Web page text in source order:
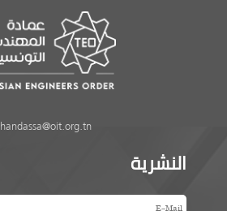
handassa@oit.org.tn
النشرية